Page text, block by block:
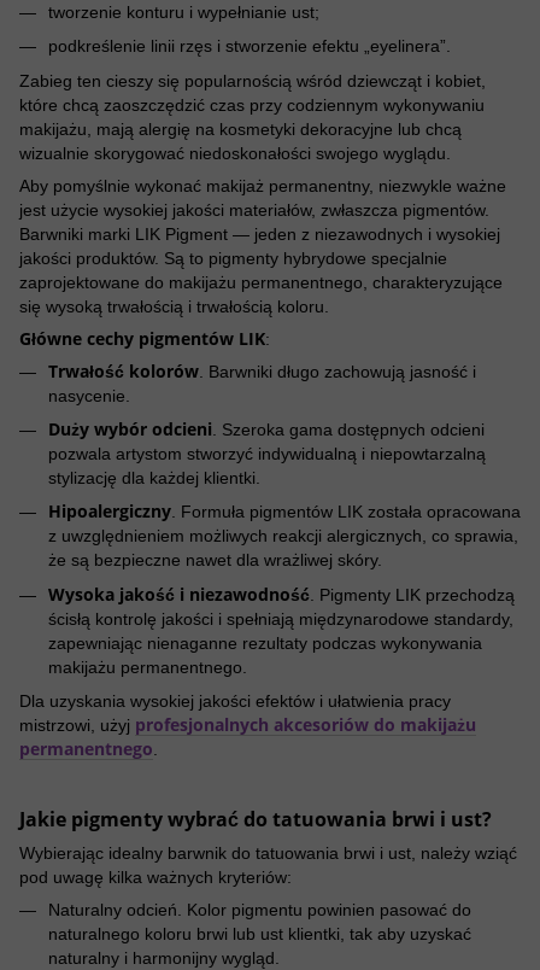
tworzenie konturu i wypełnianie ust;
podkreślenie linii rzęs i stworzenie efektu „eyelinera”.
Zabieg ten cieszy się popularnością wśród dziewcząt i kobiet,
które chcą zaoszczędzić czas przy codziennym wykonywaniu
makijażu, mają alergię na kosmetyki dekoracyjne lub chcą
wizualnie skorygować niedoskonałości swojego wyglądu.
Aby pomyślnie wykonać makijaż permanentny, niezwykle ważne
jest użycie wysokiej jakości materiałów, zwłaszcza pigmentów.
Barwniki marki LIK Pigment — jeden z niezawodnych i wysokiej
jakości produktów. Są to pigmenty hybrydowe specjalnie
zaprojektowane do makijażu permanentnego, charakteryzujące
się wysoką trwałością i trwałością koloru.
Główne cechy pigmentów LIK:
Trwałość kolorów . Barwniki długo zachowują jasność i
nasycenie.
Duży wybór odcieni . Szeroka gama dostępnych odcieni
pozwala artystom stworzyć indywidualną i niepowtarzalną
stylizację dla każdej klientki.
Hipoalergiczny. Formuła pigmentów LIK została opracowana
z uwzględnieniem możliwych reakcji alergicznych, co sprawia,
że ​​są bezpieczne nawet dla wrażliwej skóry.
Wysoka jakość i niezawodność . Pigmenty LIK przechodzą
ścisłą kontrolę jakości i spełniają międzynarodowe standardy,
zapewniając nienaganne rezultaty podczas wykonywania
makijażu permanentnego.
Dla uzyskania wysokiej jakości efektów i ułatwienia pracy
mistrzowi, użyj profesjonalnych akcesoriów do makijażu
permanentnego
Jakie pigmenty wybrać do tatuowania brwi i ust?
Wybierając idealny barwnik do tatuowania brwi i ust, należy wziąć
pod uwagę kilka ważnych kryteriów:
Naturalny odcień. Kolor pigmentu powinien pasować do
naturalnego koloru brwi lub ust klientki, tak aby uzyskać
naturalny i harmonijny wygląd.